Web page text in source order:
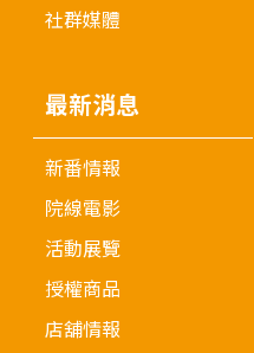
社群媒體
最新消息
新番情報
院線電影
活動展覽
授權商品
店舖情報